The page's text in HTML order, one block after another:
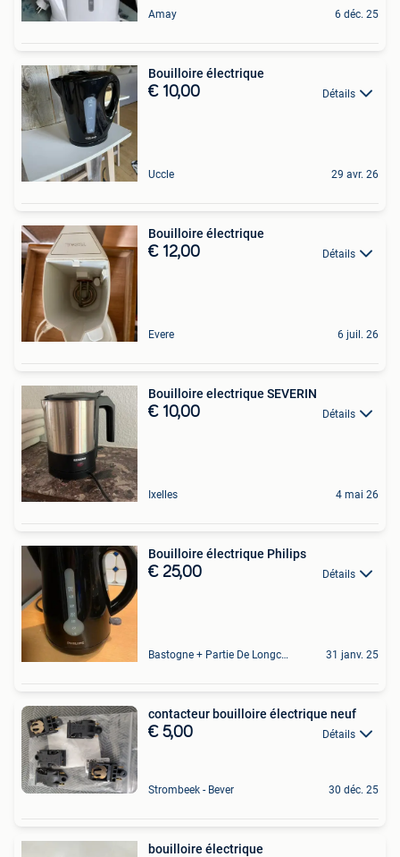
Amay 6 déc. 25
Bouilloire électrique
€ 10,00 Détails
Uccle 29 avr. 26
Bouilloire électrique
€ 12,00 Détails
Evere 6 juil. 26
Bouilloire electrique SEVERIN
€ 10,00 Détails
Ixelles 4 mai 26
Bouilloire électrique Philips
€ 25,00 Détails
Bastogne + Partie De Longchamps Et Sibret 31 janv. 25
contacteur bouilloire électrique neuf
€ 5,00 Détails
Strombeek - Bever 30 déc. 25
bouilloire électrique